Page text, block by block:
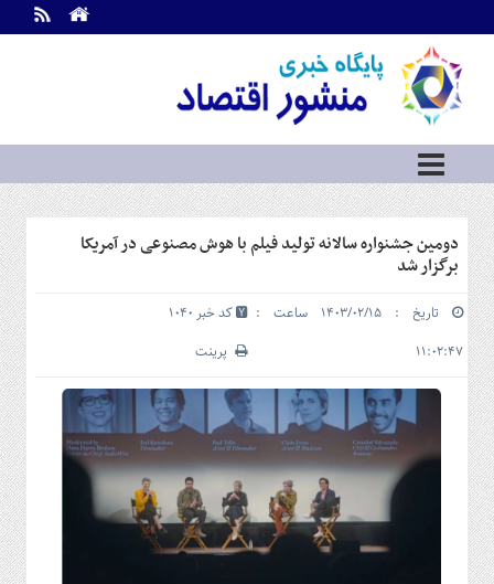
اطلاعات
تماس
ما
درباره
ما
سرویس
ها
خانه
سرمایه
و
بورس
مسکن
و
شهری
گاز
و
پتروشیمی
دومین جشنواره سالانه تولید فیلم با هوش مصنوعی در آمریکا
برگزار شد
تاریخ : ۱۴۰۳/۰۲/۱۵ ساعت :
۱۱:۰۲:۴۷
کد خبر 1040
پرینت